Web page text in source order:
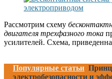
Рассмотрим схему
двигателя трехфазного тока
усилителей. Схема,
Популярные статьи
электробезопасности и